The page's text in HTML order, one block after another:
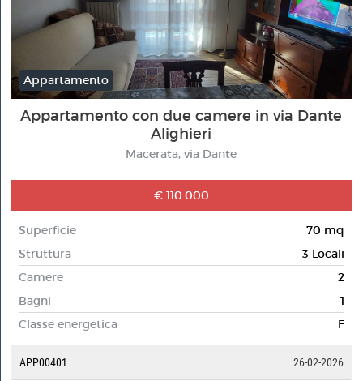
Appartamento
Appartamento con due camere in via Dante
Alighieri
Macerata, via Dante
€ 110.000
Superficie
70 mq
Struttura
3 Locali
Camere
2
Bagni
1
Classe energetica
F
APP00401 26-02-2026